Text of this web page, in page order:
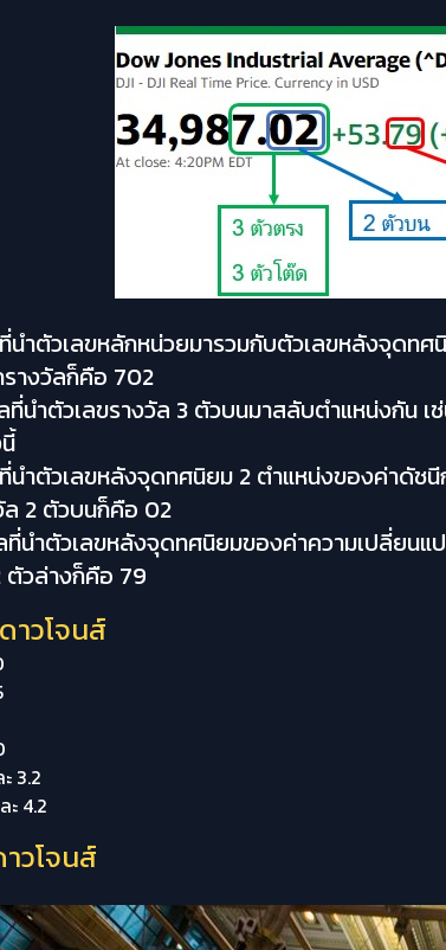
นำตัวเลขหลักหน่วยมารวมกับตัวเลขหลังจุดท
างวัลก็คือ 702
ที่นำตัวเลขรางวัล 3 ตัวบนมาสลับตำแหน่งกัน
นำตัวเลขหลังจุดทศนิยม 2 ตำแหน่งของค่าดัช
ล 2 ตัวบนก็คือ 02
ที่นำตัวเลขหลังจุดทศนิยมของค่าความเปลี่ยน
ตัวล่างก็คือ 79
าวโจนส์
3.2
ะ 4.2
วโจนส์